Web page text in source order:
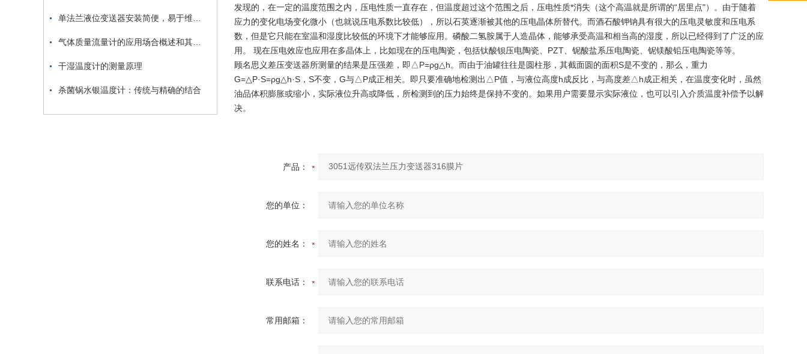
干湿温度计的测量原理
杀菌锅水银温度计：传统与精确的结合
发现的，在一定的温度范围之内，压电性质一直存在，但温度超过这个范围之后，压电性质*消失（这个高温就是所谓的“居里点"）。由于随着
应力的变化电场变化微小（也就说压电系数比较低），所以石英逐渐被其他的压电晶体所替代。而酒石酸钾钠具有很大的压电灵敏度和压电系
数，但是它只能在室温和湿度比较低的环境下才能够应用。磷酸二氢胺属于人造晶体，能够承受高温和相当高的湿度，所以已经得到了广泛的应
用。 现在压电效应也应用在多晶体上，比如现在的压电陶瓷，包括钛酸钡压电陶瓷、PZT、铌酸盐系压电陶瓷、铌镁酸铅压电陶瓷等等。
顾名思义差压变送器所测量的结果是压强差，即△P=ρg△h。而由于油罐往往是圆柱形，其截面圆的面积S是不变的，那么，重力
G=△P·S=ρg△h·S，S不变，G与△P成正相关。即只要准确地检测出△P值，与液位高度h成反比，与高度差△h成正相关，在温度变化时，虽然
油品体积膨胀或缩小，实际液位升高或降低，所检测到的压力始终是保持不变的。如果用户需要显示实际液位，也可以引入介质温度补偿予以解
决。
产品：
您的单位：
您的姓名：
联系电话：
常用邮箱：